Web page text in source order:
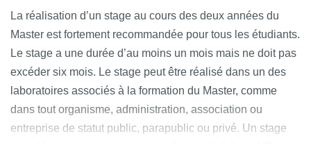
La réalisation d’un stage au cours des deux années du
Master est fortement recommandée pour tous les étudiants.
Le stage a une durée d’au moins un mois mais ne doit pas
excéder six mois. Le stage peut être réalisé dans un des
laboratoires associés à la formation du Master, comme
dans tout organisme, administration, association ou
entreprise de statut public, parapublic ou privé. Un stage